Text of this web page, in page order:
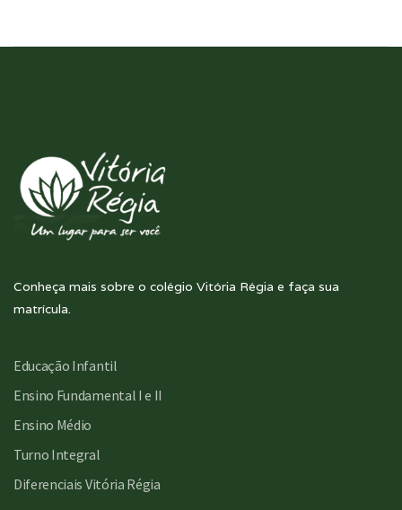
Conheça mais sobre o colégio Vitória Régia e faça sua
matrícula.
Educação Infantil
Ensino Fundamental I e II
Ensino Médio
Turno Integral
Diferenciais Vitória Régia